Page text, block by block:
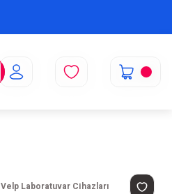
Velp Laboratuvar Cihazları